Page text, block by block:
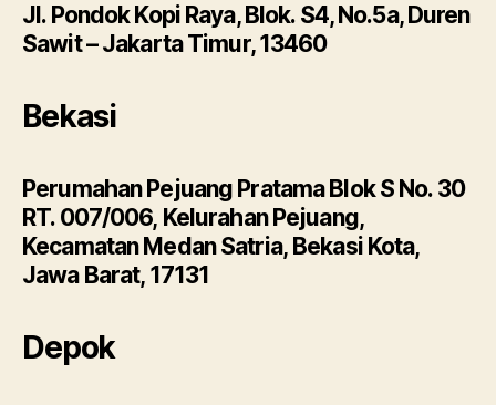
Jl. Pondok Kopi Raya, Blok. S4, No.5a, Duren
Sawit – Jakarta Timur, 13460
Bekasi
Perumahan Pejuang Pratama Blok S No. 30
RT. 007/006, Kelurahan Pejuang,
Kecamatan Medan Satria, Bekasi Kota,
Jawa Barat, 17131
Depok